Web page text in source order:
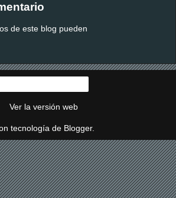
de este blog pueden
Ver la versión web
tecnología de Blogger.